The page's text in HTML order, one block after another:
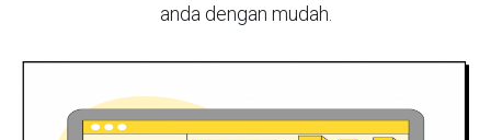
anda dengan mudah.